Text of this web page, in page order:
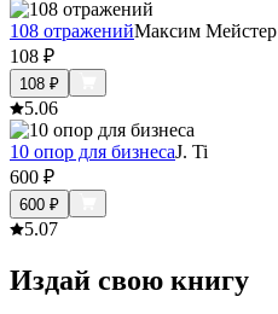
108 отраженийМаксим Мейстер
108 ₽
108 ₽
5.06
10 опор для бизнесаJ. Ti
600 ₽
600 ₽
5.07
Издай свою книгу